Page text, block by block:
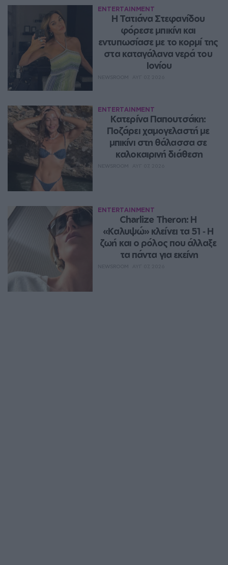
ENTERTAINMENT
Η Τατιάνα Στεφανίδου
φόρεσε μπικίνι και
εντυπωσίασε με το κορμί της
στα καταγάλανα νερά του
Ιονίου
ENTERTAINMENT
Κατερίνα Παπουτσάκη:
Ποζάρει χαμογελαστή με
μπικίνι στη θάλασσα σε
καλοκαιρινή διάθεση
ENTERTAINMENT
Charlize Theron: Η
«Καλυψώ» κλείνει τα 51 ‑ H
ζωή και ο ρόλος που άλλαξε
τα πάντα για εκείνη